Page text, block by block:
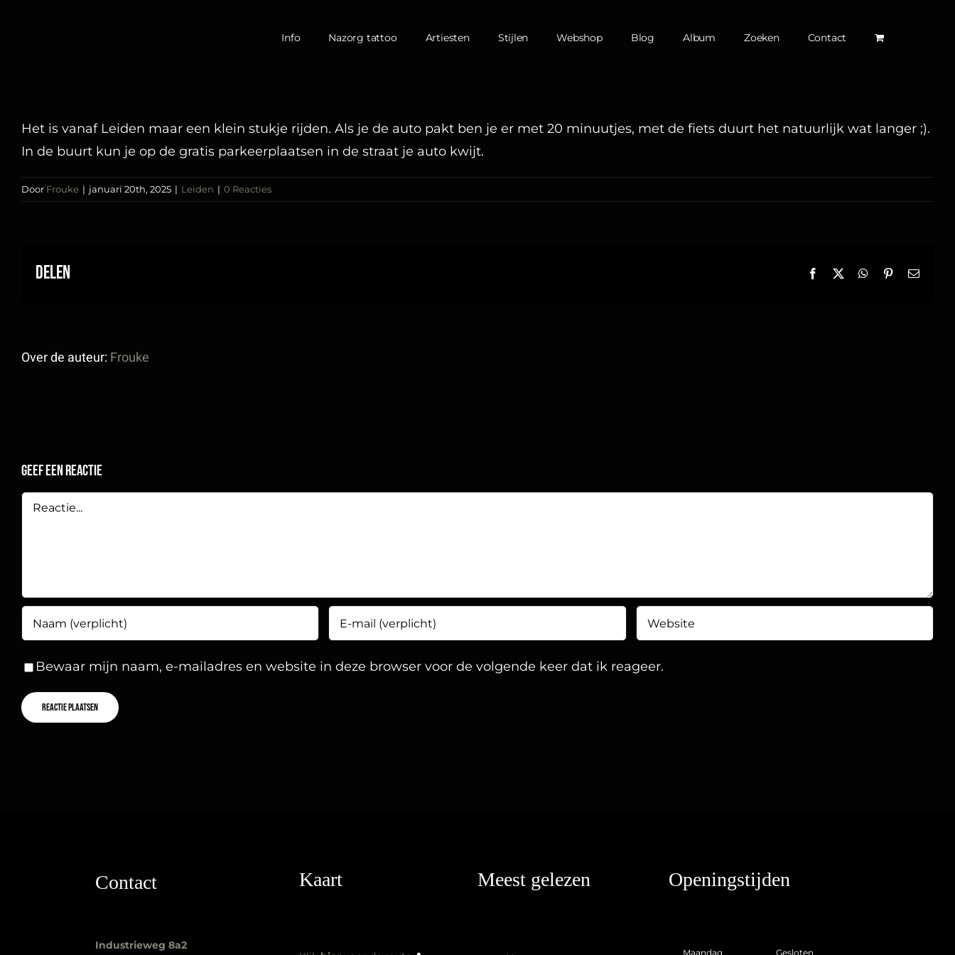
Info Nazorg tattoo Artiesten Stijlen Webshop Blog Album Zoeken Contact
Het is vanaf Leiden maar een klein stukje rijden. Als je de auto pakt ben je er met 20 minuutjes, met de fiets duurt het natuurlijk wat langer ;).
In de buurt kun je op de gratis parkeerplaatsen in de straat je auto kwijt.
Door Frouke | januari 20th, 2025 | Leiden | 0 Reacties
Delen Facebook WhatsApp
Pinterest
E-
Over de auteur:Frouke
Geef een reactie
Reactie
Bewaar mijn naam, e-mailadres en website in deze browser voor de volgende keer dat ik reageer.
Contact
Industrieweg 8a2
Kaart Meest gelezen Openingstijden
Maandag Gesloten